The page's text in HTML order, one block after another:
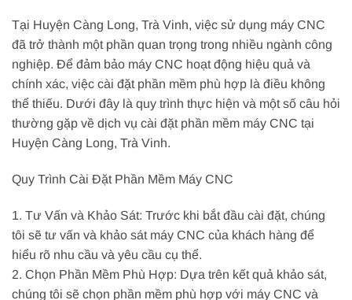
Tại Huyện Càng Long, Trà Vinh, việc sử dụng máy CNC
đã trở thành một phần quan trọng trong nhiều ngành công
nghiệp. Để đảm bảo máy CNC hoạt động hiệu quả và
chính xác, việc cài đặt phần mềm phù hợp là điều không
thể thiếu. Dưới đây là quy trình thực hiện và một số câu hỏi
thường gặp về dịch vụ cài đặt phần mềm máy CNC tại
Huyện Càng Long, Trà Vinh.
Quy Trình Cài Đặt Phần Mềm Máy CNC
1. Tư Vấn và Khảo Sát: Trước khi bắt đầu cài đặt, chúng
tôi sẽ tư vấn và khảo sát máy CNC của khách hàng để
hiểu rõ nhu cầu và yêu cầu cụ thể.
2. Chọn Phần Mềm Phù Hợp: Dựa trên kết quả khảo sát,
chúng tôi sẽ chọn phần mềm phù hợp với máy CNC và